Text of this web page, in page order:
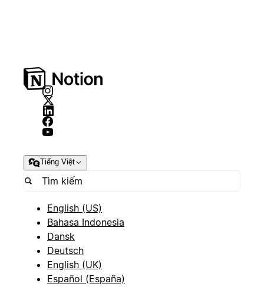
Tiếng Việt
English (US)
Bahasa Indonesia
Dansk
Deutsch
English (UK)
Español (España)